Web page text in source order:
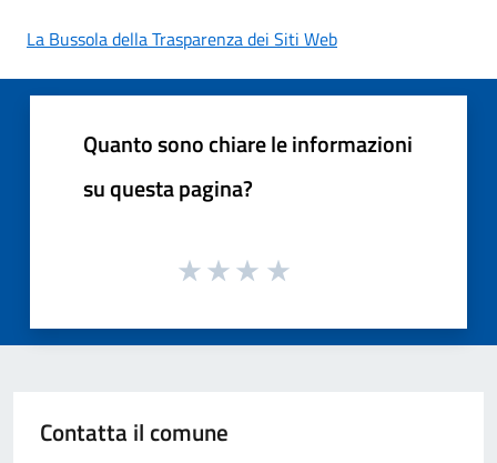
La Bussola della Trasparenza dei Siti Web
Quanto sono chiare le informazioni
su questa pagina?
Contatta il comune